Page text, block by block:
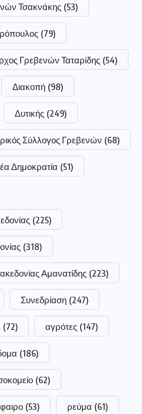
Τσακνάκης (53)
(79)
Γρεβενών Ταταρίδης (54)
Διακοπή (98)
Δυτικής (249)
Σύλλογος Γρεβενών (68)
Δημοκρατία (51)
(225)
(318)
Αμανατίδης (223)
Συνεδρίαση (247)
(72) αγρότες (147)
(186)
(62)
(53) ρεύμα (61)